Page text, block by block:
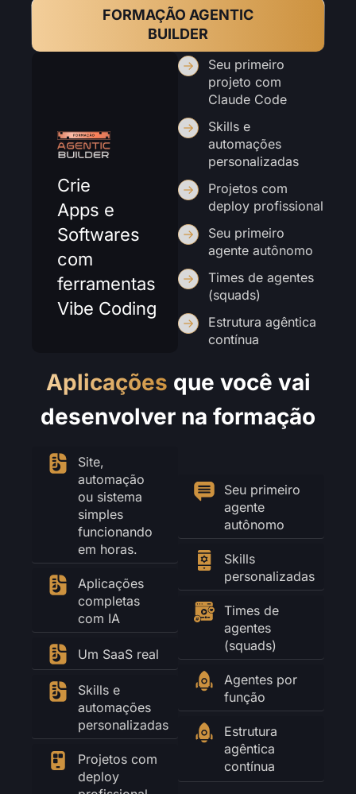
FORMAÇÃO AGENTIC
BUILDER
Crie
Apps e
Softwares
com
ferramentas
Vibe Coding
Seu primeiro
projeto com
Claude Code
Skills e
automações
personalizadas
Projetos com
deploy profissional
Seu primeiro
agente autônomo
Times de agentes
(squads)
Estrutura agêntica
contínua
Aplicações que você vai
desenvolver na formação
Site,
automação
ou sistema
simples
funcionando
em horas.
Aplicações
completas
com IA
Um SaaS real
Skills e
automações
personalizadas
Projetos com
deploy
Seu primeiro
agente
autônomo
Skills
personalizadas
Times de
agentes
(squads)
Agentes por
função
Estrutura
agêntica
contínua